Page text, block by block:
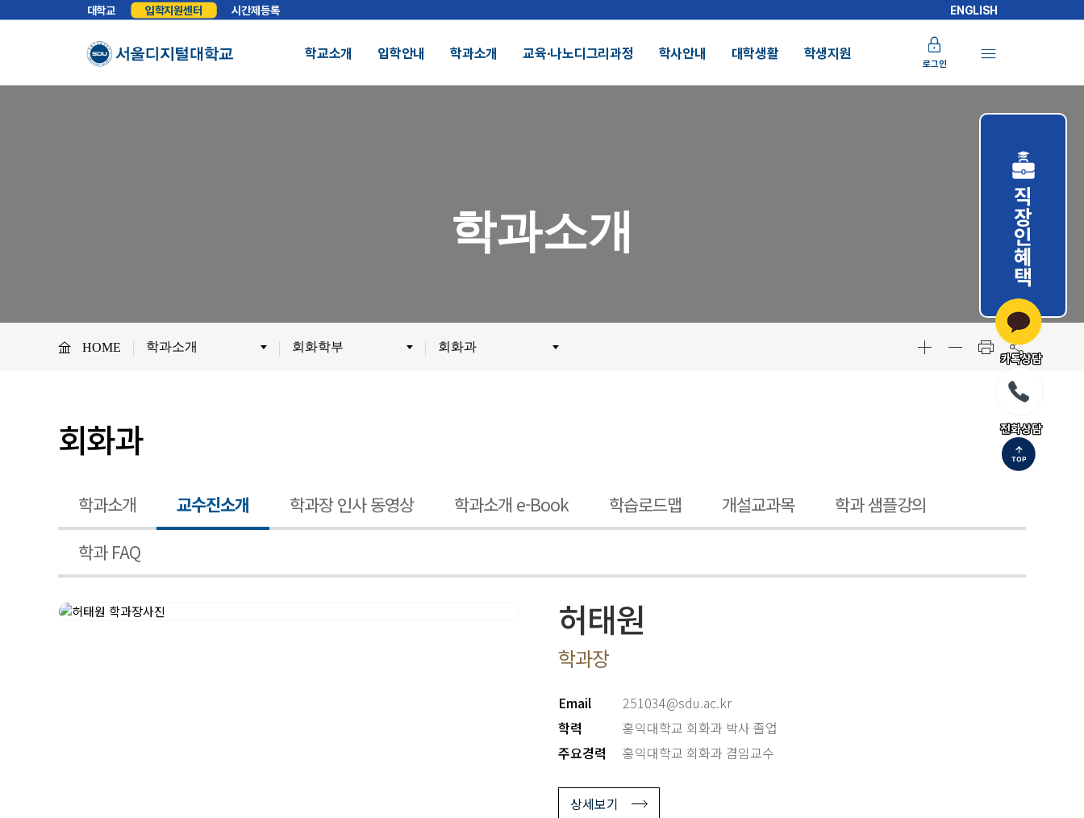
대학교 입학지원센터 시간제등록 ENGLISH
학교소개
정보공개전화번호안내찾아오시는길
비전임교원정시채용
입학안내 학과소개 교육∙나노디그리과정 학사안내 대학생활 학생지원
로그인
직장인혜택
학과소개
HOME 학과소개 회화학부 회화과
회화과
학과소개 교수진소개 학과장 인사 동영상 학과소개 e-Book 학습로드맵 개설교과목
학과 샘플강의
학과 FAQ
허태원
학과장
Email
251034@sdu.ac.kr
학력
홍익대학교 회화과 박사 졸업
주요경력
홍익대학교 회화과 겸임교수
상세보기
카톡상담
전화상담